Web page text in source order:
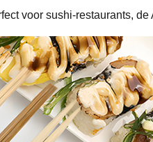
voor sushi-restaurants,